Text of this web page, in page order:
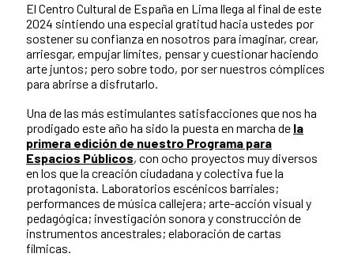
El Centro Cultural de España en Lima llega al final de este
2024 sintiendo una especial gratitud hacia ustedes por
sostener su confianza en nosotros para imaginar, crear,
arriesgar, empujar límites, pensar y cuestionar haciendo
arte juntos; pero sobre todo, por ser nuestros cómplices
para abrirse a disfrutarlo.
Una de las más estimulantes satisfacciones que nos ha
prodigado este año ha sido la puesta en marcha de la
primera edición de nuestro Programa para
Espacios Públicos, con ocho proyectos muy diversos
en los que la creación ciudadana y colectiva fue la
protagonista. Laboratorios escénicos barriales;
performances de música callejera; arte-acción visual y
pedagógica; investigación sonora y construcción de
instrumentos ancestrales; elaboración de cartas
fílmicas.